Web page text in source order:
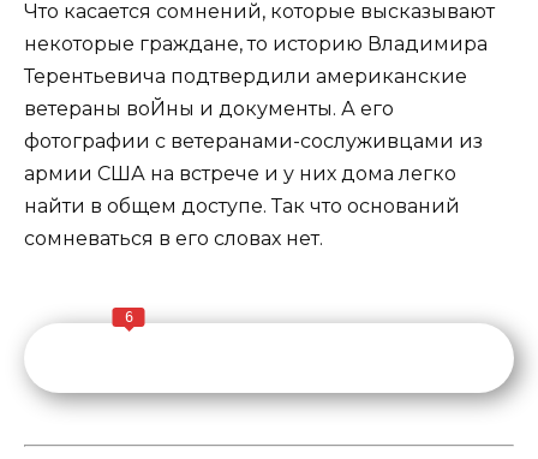
Что касается сомнений, которые высказывают
некоторые граждане, то историю Владимира
Терентьевича подтвердили американские
ветераны воЙны и документы. А его
фотографии с ветеранами-сослуживцами из
армии США на встрече и у них дома легко
найти в общем доступе. Так что оснований
сомневаться в его словах нет.
6